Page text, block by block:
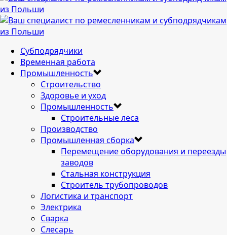
Cубподрядчики
Временная работа
Промышленность
Строительство
Здоровье и уход
Промышленность
Строительные леса
Производство
Промышленная сборка
Перемещение оборудования и переезды
заводов
Стальная конструкция
Строитель трубопроводов
Логистика и транспорт
Электрика
Сварка
Слесарь